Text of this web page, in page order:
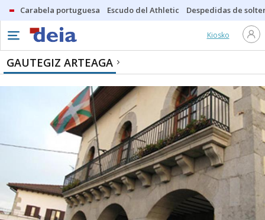
Carabela portuguesa Escudo del Athletic Despedidas de
Kiosko
GAUTEGIZ ARTEAGA